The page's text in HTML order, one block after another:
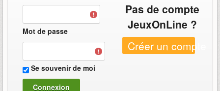
Mot de passe
Se souvenir de moi
Pas de compte
JeuxOnLine ?
Créer un compte